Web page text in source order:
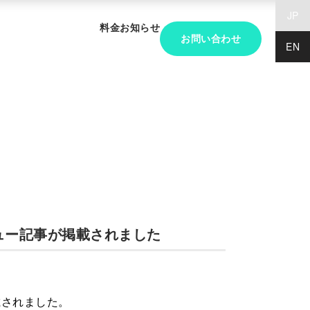
料金お知らせ
お問い合わせ
JP
EN
記事が掲載されました
れました。